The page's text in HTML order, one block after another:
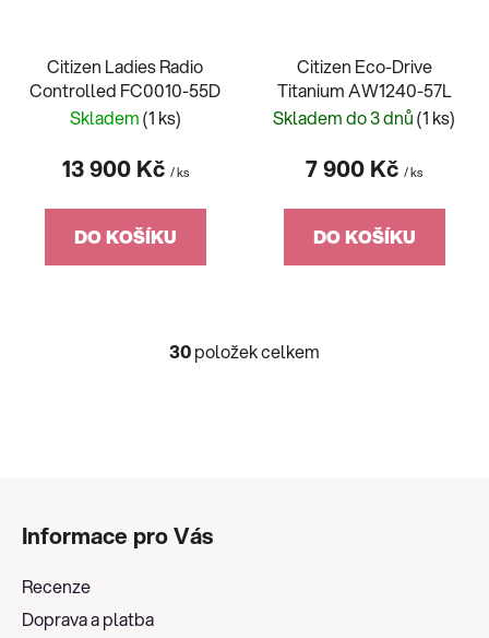
Citizen Ladies Radio
Controlled FC0010-55D
Skladem(1 ks)
13 900 Kč / ks
DO KOŠÍKU
Citizen Eco-Drive
Titanium AW1240-57L
Skladem do 3 dnů(1 ks)
7 900 Kč / ks
DO KOŠÍKU
O
30položek celkem
Informace pro Vás
Recenze
Doprava a platba